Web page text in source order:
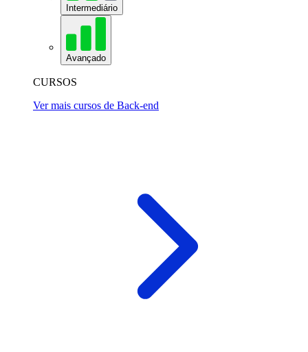
Intermediário
Avançado
CURSOS
Ver mais cursos de Back-end